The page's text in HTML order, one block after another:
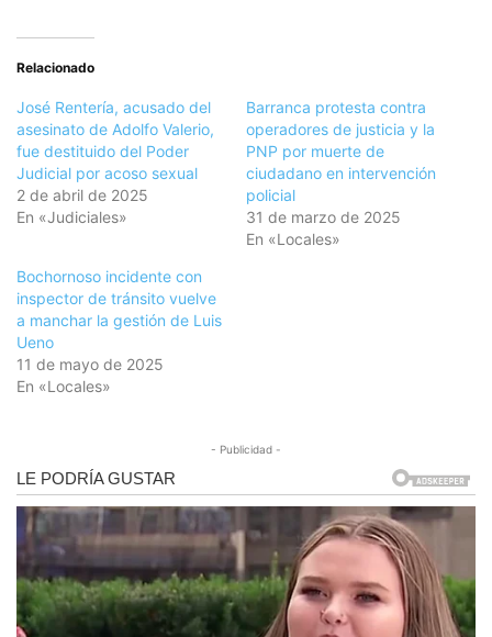
Relacionado
José Rentería, acusado del
asesinato de Adolfo Valerio,
fue destituido del Poder
Judicial por acoso sexual
2 de abril de 2025
En «Judiciales»
Barranca protesta contra
operadores de justicia y la
PNP por muerte de
ciudadano en intervención
policial
31 de marzo de 2025
En «Locales»
Bochornoso incidente con
inspector de tránsito vuelve
a manchar la gestión de Luis
Ueno
11 de mayo de 2025
En «Locales»
- Publicidad -